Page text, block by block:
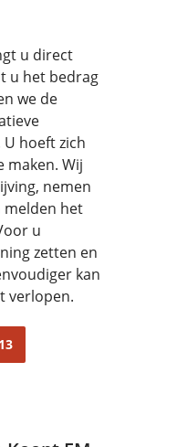
u direct
u het bedrag
we de
hoeft zich
maken. Wij
nemen
melden het
u
zetten en
kan
verlopen.